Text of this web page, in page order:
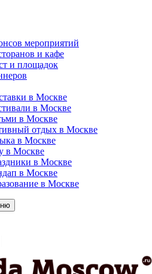
мероприятий
и кафе
и площадок
в Москве
в Москве
в Москве
отдых в Москве
в Москве
в Москве
в Москве
в Москве
в Москве